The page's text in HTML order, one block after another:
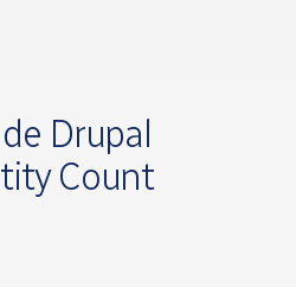
Drupal
Count